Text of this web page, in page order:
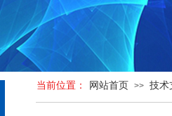
当前位置： 网站首页 >> 技术